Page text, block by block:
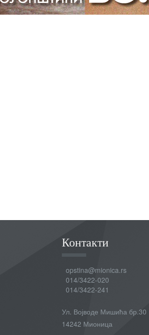
Контакти
opstina@mionica.rs
014/3422-020
014/3422-241
Ул. Војводе Мишића бр.30
14242 Мионица